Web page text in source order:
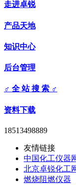
走进卓锐
产品天地
知识中心
后台管理
♂ 全 站 搜 索 ♂
资料下载
18513498889
友情链接
中国化工仪器
北京卓锐化工
燃烧阻燃仪器